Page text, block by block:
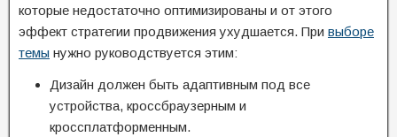
которые недостаточно оптимизированы и от этого
эффект стратегии продвижения ухудшается. При выборе
темы нужно руководствуется этим:
Дизайн должен быть адаптивным под все
устройства, кроссбраузерным и
кроссплатформенным.